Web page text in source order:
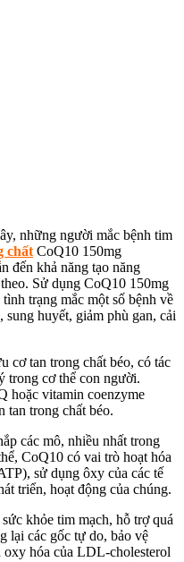
những người mắc bệnh tim
chất CoQ10 150mg
đến khả năng tạo năng
Sử dụng CoQ10 150mg
trạng mắc một số bệnh về
huyết, giảm phù gan, cải
cơ tan trong chất béo, có tác
trong cơ thể con người.
hoặc vitamin coenzyme
tan trong chất béo.
các mô, nhiều nhất trong
CoQ10 có vai trò hoạt hóa
sử dụng ôxy của các tế
triển, hoạt động của chúng.
khỏe tim mạch, hỗ trợ quá
lại các gốc tự do, bảo vệ
hóa của LDL-cholesterol